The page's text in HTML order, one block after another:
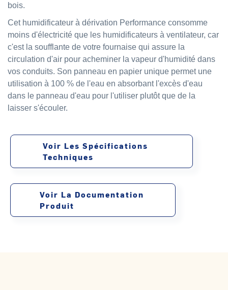
bois.
Cet humidificateur à dérivation Performance consomme
moins d'électricité que les humidificateurs à ventilateur, car
c'est la soufflante de votre fournaise qui assure la
circulation d'air pour acheminer la vapeur d'humidité dans
vos conduits. Son panneau en papier unique permet une
utilisation à 100 % de l'eau en absorbant l'excès d'eau
dans le panneau d'eau pour l'utiliser plutôt que de la
laisser s'écouler.
Voir Les Spécifications
Techniques
Voir La Documentation
Produit